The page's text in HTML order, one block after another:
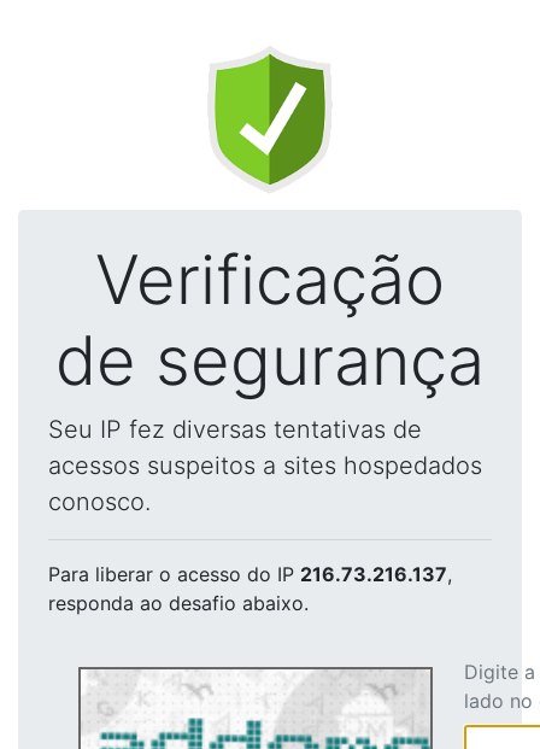
Verificação
de segurança
Seu IP fez diversas tentativas de
acessos suspeitos a sites hospedados
conosco.
Para liberar o acesso do IP 216.73.216.137,
responda ao desafio abaixo.
Digite
lado no